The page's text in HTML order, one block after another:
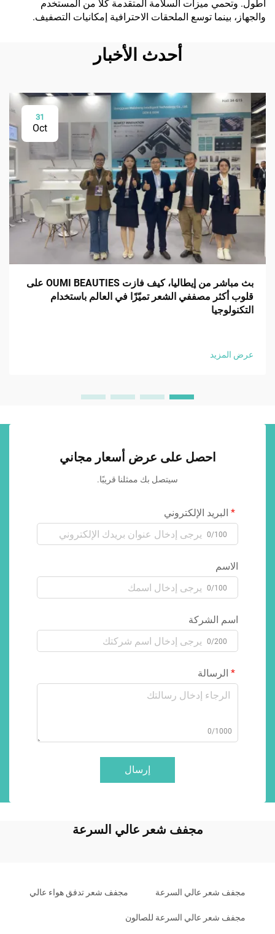
أطول. وتحمي ميزات السلامة المتقدمة كلًا من المستخدم
والجهاز، بينما توسع الملحقات الاحترافية إمكانيات التصفيف.
أحدث الأخبار
31
Oct
بث مباشر من إيطاليا، كيف فازت OUMI BEAUTIES على
قلوب أكثر مصففي الشعر تميّزًا في العالم باستخدام
التكنولوجيا
عرض المزيد
احصل على عرض أسعار مجاني
سيتصل بك ممثلنا قريبًا.
البريد الإلكتروني
0/100
الاسم
0/100
اسم الشركة
0/200
الرسالة
0/1000
إرسال
مجفف شعر عالي السرعة
مجفف شعر عالي السرعة مجفف شعر تدفق هواء عالي
مجفف شعر عالي السرعة للصالون